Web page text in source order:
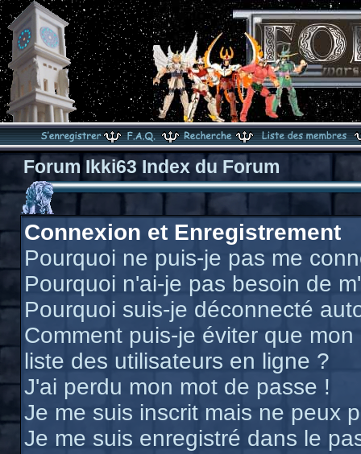
Forum Ikki63 Index du Forum
Connexion et Enregistrement
Pourquoi ne puis-je pas me
Pourquoi n'ai-je pas besoin de
Pourquoi suis-je déconnecté
Comment puis-je éviter que
liste des utilisateurs en ligne ?
J'ai perdu mon mot de passe !
Je me suis inscrit mais ne peux
Je me suis enregistré dans le